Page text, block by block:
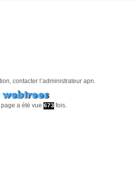
contacter l’administrateur apn.
a été vue 673 fois.